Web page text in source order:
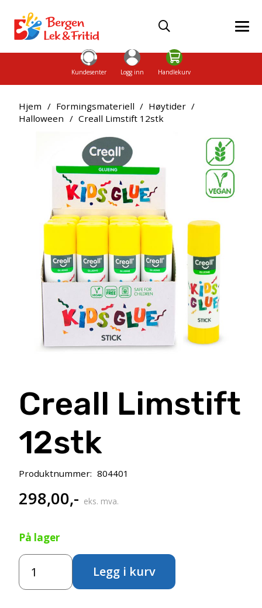
Kundesenter Logg inn Handlekurv
Hjem / Formingsmateriell / Høytider /
Halloween / Creall Limstift 12stk
Creall Limstift
12stk
Produktnummer: 804401
298,00,- eks. mva.
På lager
Creall
Limstift
12stk
Legg i kurv